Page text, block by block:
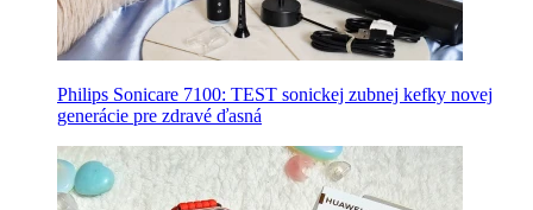
Philips Sonicare 7100: TEST sonickej zubnej kefky novej
generácie pre zdravé ďasná